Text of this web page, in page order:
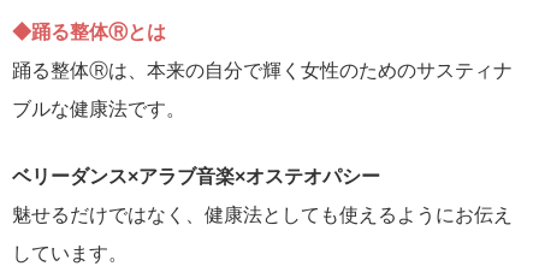
◆踊る整体Ⓡとは
踊る整体Ⓡは、本来の自分で輝く女性のためのサスティナ
ブルな健康法です。
ベリーダンス×アラブ音楽×オステオパシー
魅せるだけではなく、健康法としても使えるようにお伝え
しています。